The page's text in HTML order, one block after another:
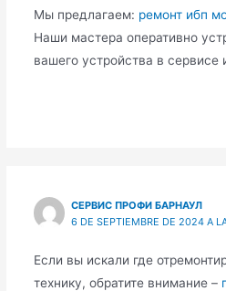
Мы предлагаем: ремонт ибп
Наши мастера оперативно
вашего устройства в
СЕРВИС ПРОФИ БАРНАУЛ
6 DE SEPTIEMBRE DE 2024 A
Если вы искали где
технику, обратите внимание –